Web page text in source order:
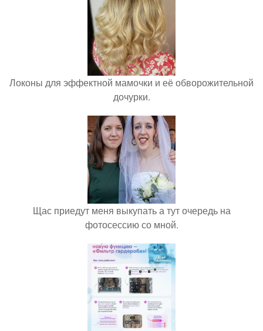
Локоны для эффектной мамочки и её обворожительной
дочурки.
Щас приедут меня выкупать а тут очередь на
фотосессию со мной.